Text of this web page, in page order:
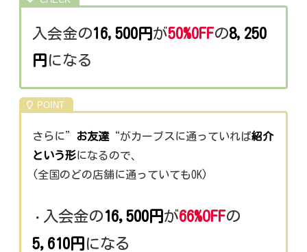
入会金の16,500円 が50%OFFの8,250
円 になる
さらに” お友達“がカーブスに通っていれば紹介
という形になるので、
(全国のどの店舗に通っていてもOK)
・ 入会金の16,500円 が66%OFFの
5,610円 になる